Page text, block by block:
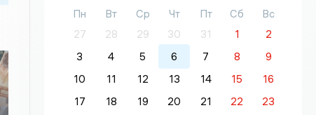
Пн Вт Ср Чт Пт Сб
Вс
27
28 29 30 31 1
2
3
4 5 6 7 8
9
10
11 12 13 14 15
16
17
18 19 20 21 22
23